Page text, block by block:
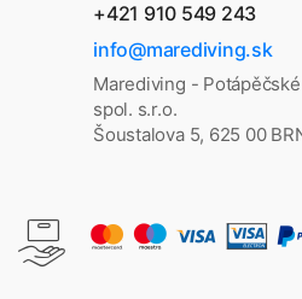
+421 910 549 243
info@marediving.sk
Marediving -
spol. s.r.o.
Šoustalova 5, 625 00